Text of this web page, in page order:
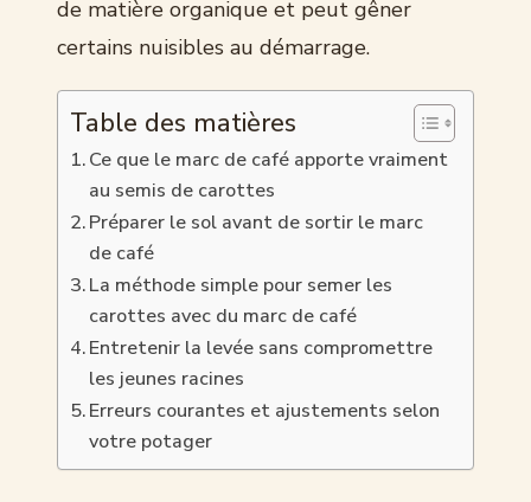
de matière organique et peut gêner
certains nuisibles au démarrage.
Table des matières
Ce que le marc de café apporte vraiment
au semis de carottes
Préparer le sol avant de sortir le marc
de café
La méthode simple pour semer les
carottes avec du marc de café
Entretenir la levée sans compromettre
les jeunes racines
Erreurs courantes et ajustements selon
votre potager